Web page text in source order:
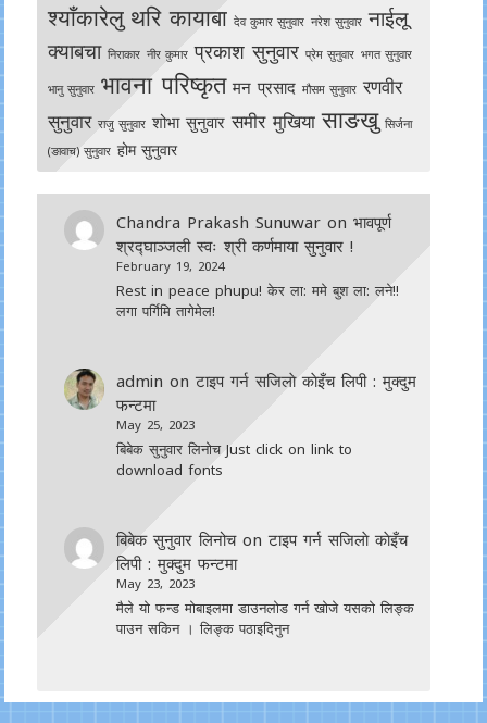
श्याँकारेलु थरि कायाबा देव कुमार सुनुवार नरेश सुनुवार नाईलू
क्याबचा निराकार नीर कुमार प्रकाश सुनुवार प्रेम सुनुवार भगत सुनुवार
भानु सुनुवार भावना परिष्कृत मन प्रसाद मौसम सुनुवार रणवीर
सुनुवार राजु सुनुवार शोभा सुनुवार समीर मुखिया साङखु सिर्जना
(ङावाच) सुनुवार होम सुनुवार
Chandra Prakash Sunuwar onभावपूर्ण
श्रद्घाञ्जली स्वः श्री कर्णमाया सुनुवार !
February 19, 2024
Rest in peace phupu! केर ला: ममे बुश ला: लने!!
लगा पर्गिमि तागेमेल!
admin onटाइप गर्न सजिलाे काेइँच लिपी : मुक्दुम
फन्टमा
May 25, 2023
बिबेक सुनुवार लिनोच Just click on link to
download fonts
बिबेक सुनुवार लिनोचonटाइप गर्न सजिलाे काेइँच
लिपी : मुक्दुम फन्टमा
May 23, 2023
मैले यो फन्ड मोबाइलमा डाउनल‍ोड गर्न खोजे यसको लिङ्क
पाउन सकिन । लिङ्क पठाइदिनुन